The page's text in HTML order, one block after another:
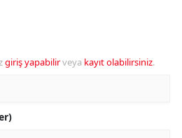
giriş yapabilirveya kayıt olabilirsiniz.